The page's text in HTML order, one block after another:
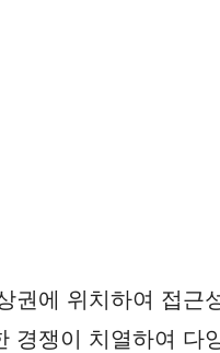
에 위치하여 접근
쟁이 치열하여 다